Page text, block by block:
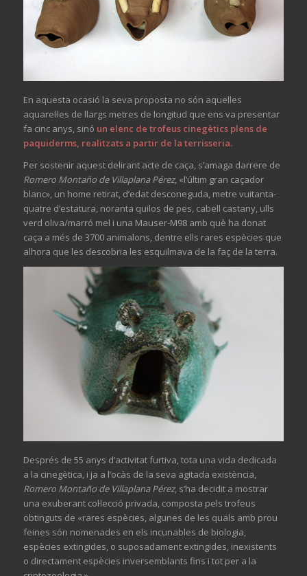
En aquesta ocasió la seva proposta no són aquelles
aquarel·les de llargs metres de longitud que ens va presentar
fa cinc anys, sinó un elenc de trofeus cinegètics plens de
paquiderms, realitzats a partir de la terrisseria.
Per sostenir aquest delirant acte de caça, s’amaga darrere de
Romero Montaño de Villaplana Pérez, «l’últim gran caçador
blanc», un home retirat, d’edat desconeguda, metre vuitanta-
quatre d’estatura, noranta quilos de pes, cabell castany, ulls
verd oliva/marró mel i una Mauser-M98 amb què ha donat
caça a més de 3700 animalons, dentre ells rares espècies que
alhora que les descobria les esquilmava de la faç de la terra.
Després de 55 anys d’activitat furtiva, tota una vida dedicada
a la cinegètica, i ja a l’ocàs de la seva agitada existència,
Romero Montaño de Villaplana Pérez, s’ha decidit a mostrar
una exuberant col·lecció privada, composta pels trofeus
obtinguts de «rares espècies, algunes de les quals amb prou
feines són nomenades en els incunables de biologia,
espècies extingides, o suposadament extingides, inexistents
o directament espècies inversemblants fins i tot per a la